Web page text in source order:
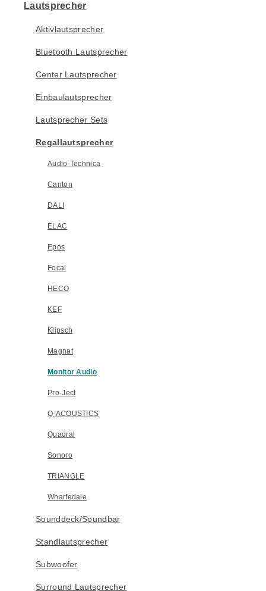
Lautsprecher
Aktivlautsprecher
Bluetooth Lautsprecher
Center Lautsprecher
Einbaulautsprecher
Lautsprecher Sets
Regallautsprecher
Audio-Technica
Canton
DALI
ELAC
Epos
Focal
HECO
KEF
Klipsch
Magnat
Monitor Audio
Pro-Ject
Q-ACOUSTICS
Quadral
Sonoro
TRIANGLE
Wharfedale
Sounddeck/Soundbar
Standlautsprecher
Subwoofer
Surround Lautsprecher